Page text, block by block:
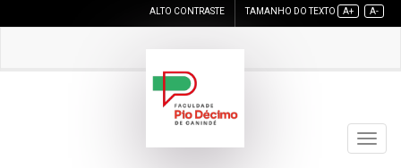
ALTO CONTRASTE TAMANHO DO TEXTO A+ A-
Toggle